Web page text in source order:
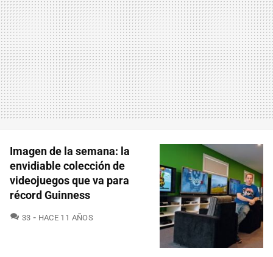
Imagen de la semana: la
envidiable colección de
videojuegos que va para
récord Guinness
33 COMENTARIOS
HACE 11 AÑOS